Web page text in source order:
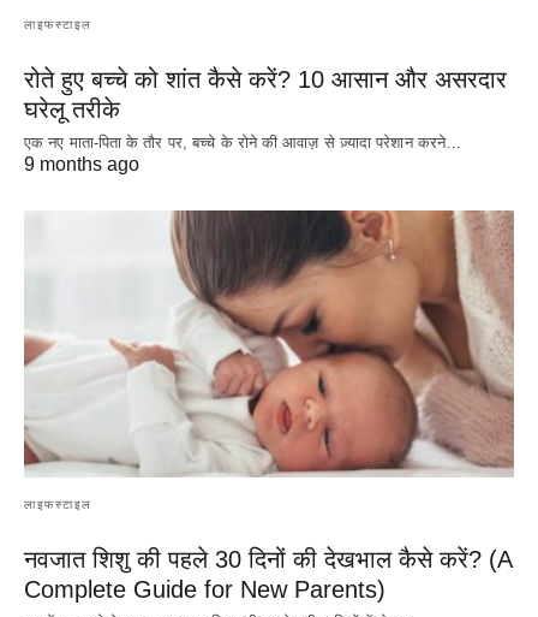
लाइफस्टाइल
रोते हुए बच्चे को शांत कैसे करें? 10 आसान और असरदार
घरेलू तरीके
एक नए माता-पिता के तौर पर, बच्चे के रोने की आवाज़ से ज़्यादा परेशान करने…
9 months ago
लाइफस्टाइल
नवजात शिशु की पहले 30 दिनों की देखभाल कैसे करें? (A
Complete Guide for New Parents)